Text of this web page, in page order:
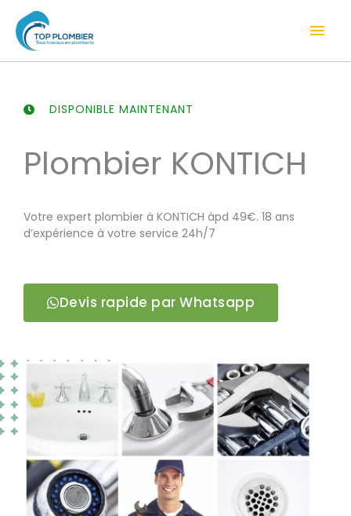
contenu
DISPONIBLE MAINTENANT
Plombier KONTICH
Votre expert plombier à KONTICH àpd 49€. 18 ans
d’expérience à votre service 24h/7
Devis rapide par Whatsapp